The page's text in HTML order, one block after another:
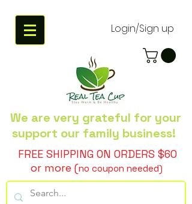
Login/Sign up
We are very grateful for your
support our family business!
FREE SHIPPING ON ORDERS $60
or more (no coupon needed)